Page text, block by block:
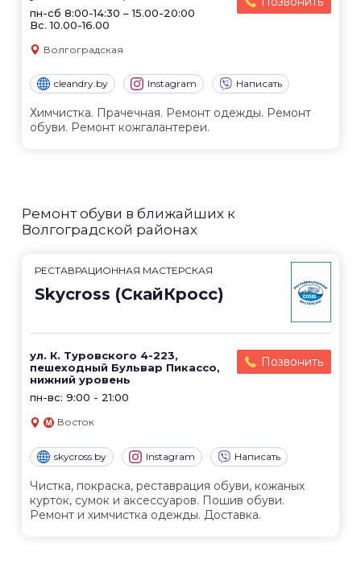
пн-сб 8:00-14:30 – 15.00-20:00
Вс. 10.00-16.00
Волгоградская
cleandry.by Instagram Написать
Химчистка. Прачечная. Ремонт одежды. Ремонт
обуви. Ремонт кожгалантереи.
Ремонт обуви в ближайших к
Волгоградской районах
РЕСТАВРАЦИОННАЯ МАСТЕРСКАЯ
Skycross (СкайКросс)
ул. К. Туровского 4-223,
пешеходный Бульвар Пикассо,
нижний уровень
пн-вс: 9:00 - 21:00
Позвонить
Восток
skycross.by Instagram Написать
Чистка, покраска, реставрация обуви, кожаных
курток, сумок и аксессуаров. Пошив обуви.
Ремонт и химчистка одежды. Доставка.